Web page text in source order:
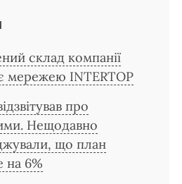
склад компанії
мережею INTERTOP
про
Нещодавно
що план
на 6%